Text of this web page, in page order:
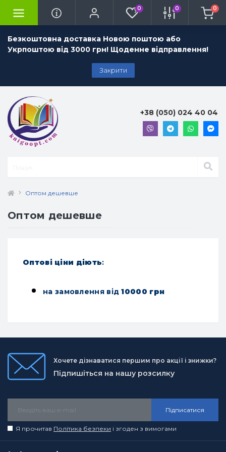
Безкоштовна доставка Новою поштою або
Укрпоштою від 3000 грн! Щоденне відправлення!
Закрити
0 0 0
+38 (050) 024 40 04
Оптом дешевше
Оптом дешевше
Оптові ціни діють:
на замовлення від10000 грн
Хочете дізнаватися першим про акції і знижки?
Підпишіться на нашу розсилку
Підписатися
Я прочитав Політика безпеки і згоден з вимогами